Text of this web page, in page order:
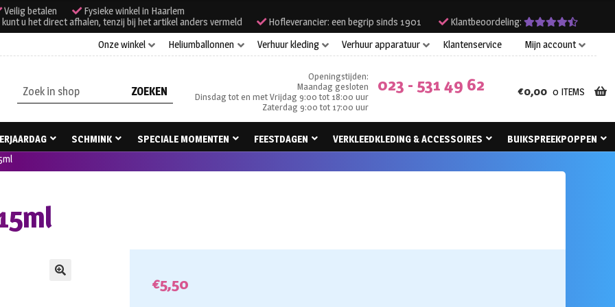
Veilig betalen
Fysieke winkel in Haarlem
u het direct afhalen, tenzij bij het artikel anders vermeld
Hofleverancier: een begrip sinds 1901
Klantbeoordeling:
Onze winkel
Heliumballonnen Verhuur kleding Verhuur apparatuur Klantenservice Mijn account
Zoeken
naar:
Openingstijden:
Maandag gesloten
Dinsdag tot en met Vrijdag 9:00 tot 18:00 uur
Zaterdag 9:00 tot 17:00 uur
023 - 531 49 62 €0,00 0 ITEMS
SCHMINK SPECIALE MOMENTEN FEESTDAGEN VERKLEEDKLEDING & ACCESSOIRES
BUIKSPREEKPOPPEN
€5,50